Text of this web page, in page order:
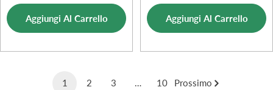
vendita
Aggiungi Al Carrello
di
vendita
normale
Aggiungi Al Carrello
1 2 3 … 10 Prossimo